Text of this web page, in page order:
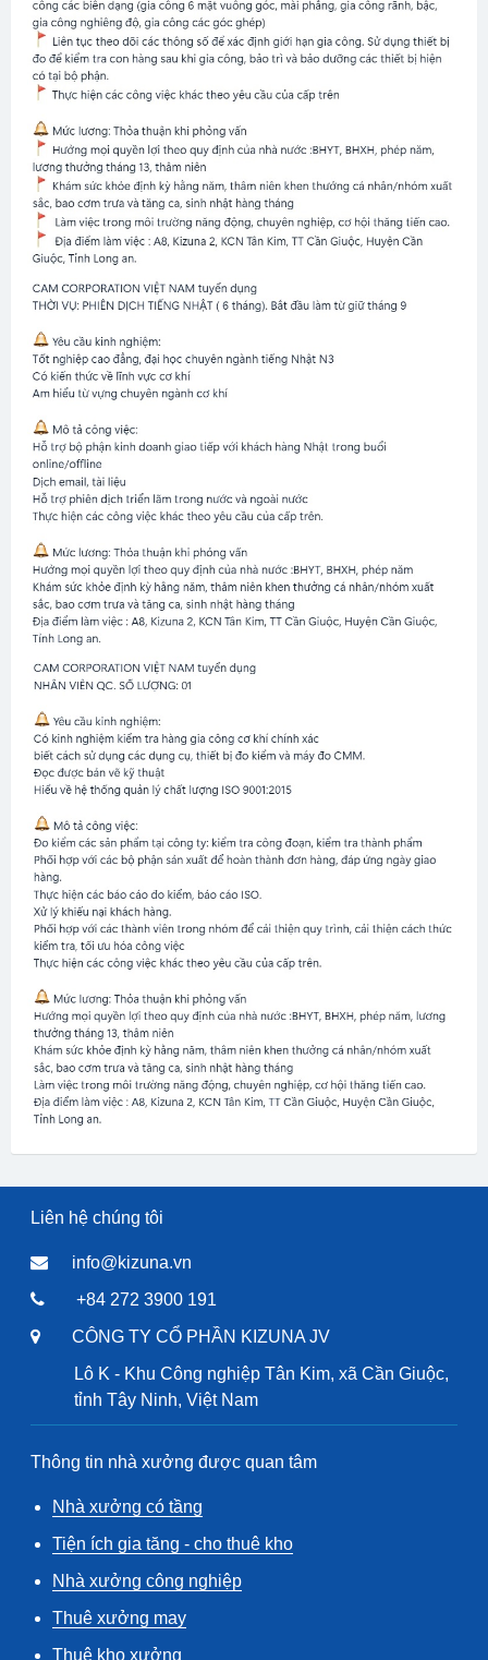
Liên hệ chúng tôi
info@kizuna.vn
+84 272 3900 191
CÔNG TY CỔ PHẦN KIZUNA JV
Lô K - Khu Công nghiệp Tân Kim, xã Cần Giuộc,
tỉnh Tây Ninh, Việt Nam
Thông tin nhà xưởng được quan tâm
Nhà xưởng có tầng
Tiện ích gia tăng - cho thuê kho
Nhà xưởng công nghiệp
Thuê xưởng may
Thuê kho xưởng